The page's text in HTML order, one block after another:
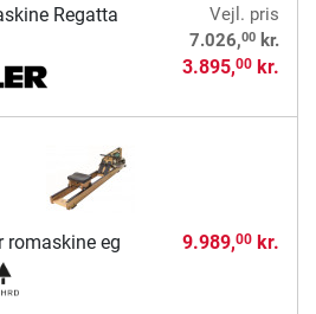
Regatta
Vejl. pris
7.026,00kr.
3.895,00kr.
romaskine eg 9.989,00kr.